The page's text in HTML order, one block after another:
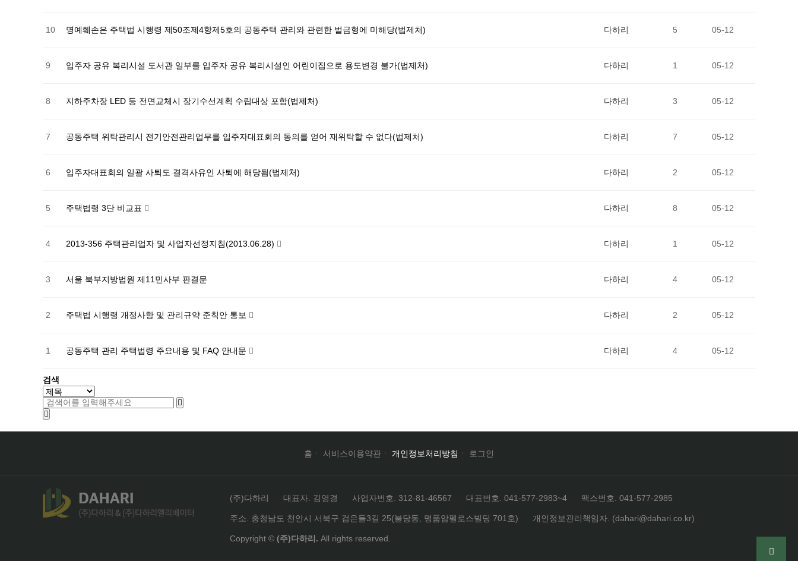
10 명예훼손은 주택법 시행령 제50조제4항제5호의 공동주택 관리와 관련한 벌금형에 미해당(법제처) 다하리 5 05-12
9 입주자 공유 복리시설 도서관 일부를 입주자 공유 복리시설인 어린이집으로 용도변경 불가(법제처) 다하리 1 05-12
8 지하주차장 LED 등 전면교체시 장기수선계획 수립대상 포함(법제처) 다하리 3 05-12
7 공동주택 위탁관리시 전기안전관리업무를 입주자대표회의 동의를 얻어 재위탁할 수 없다(법제처) 다하리 7 05-12
6 입주자대표회의 일괄 사퇴도 결격사유인 사퇴에 해당됨(법제처) 다하리 2 05-12
5 주택법령 3단 비교표 다하리 8 05-12
4 2013-356 주택관리업자 및 사업자선정지침(2013.06.28) 다하리 1 05-12
3 서울 북부지방법원 제11민사부 판결문 다하리 4 05-12
2 주택법 시행령 개정사항 및 관리규약 준칙안 통보 다하리 2 05-12
1 공동주택 관리 주택법령 주요내용 및 FAQ 안내문 다하리 4 05-12
검색
홈 서비스이용약관 개인정보처리방침 로그인
(주)다하리 대표자. 김영경 사업자번호. 312-81-46567 대표번호. 041-577-2983~4 팩스번호. 041-577-2985
주소. 충청남도 천안시 서북구 검은들3길 25(불당동, 명품암펠로스빌딩 701호) 개인정보관리책임자. (dahari@dahari.co.kr)
Copyright © (주)다하리. All rights reserved.